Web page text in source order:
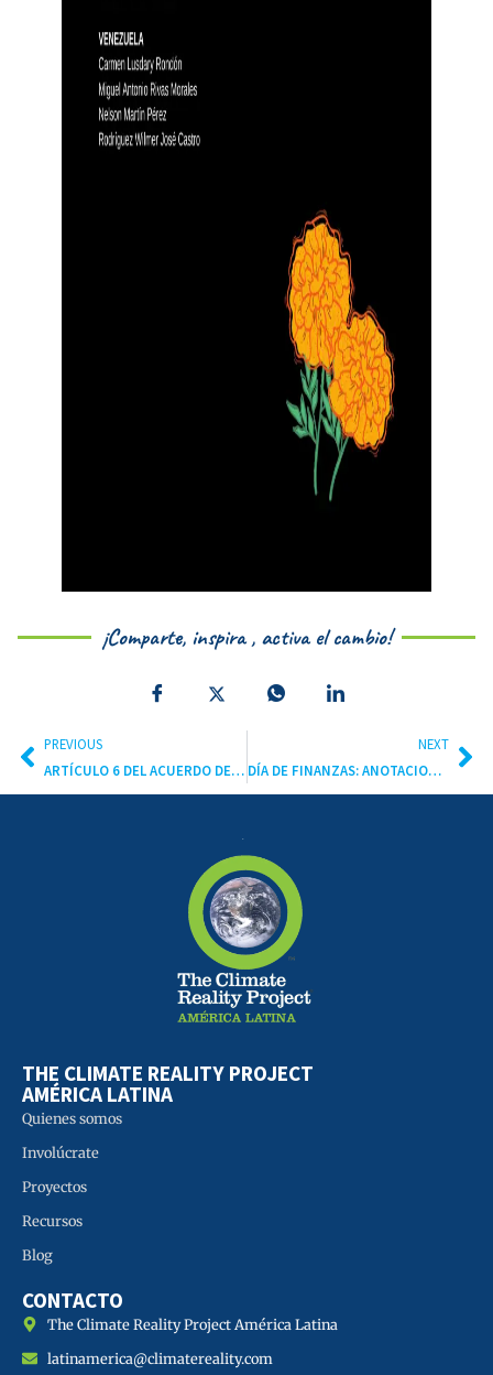
¡Comparte, inspira , activa el cambio!
PREVIOUS
ARTÍCULO 6 DEL ACUERDO DE PARÍS: MECANISMOS DE MERCADO Y NO MERCADO
NEXT
DÍA DE FINANZAS: ANOTACIONES GENERALES
THE CLIMATE REALITY PROJECT
AMÉRICA LATINA
Quienes somos
Involúcrate
Proyectos
Recursos
Blog
CONTACTO
The Climate Reality Project América Latina
latinamerica@climatereality.com